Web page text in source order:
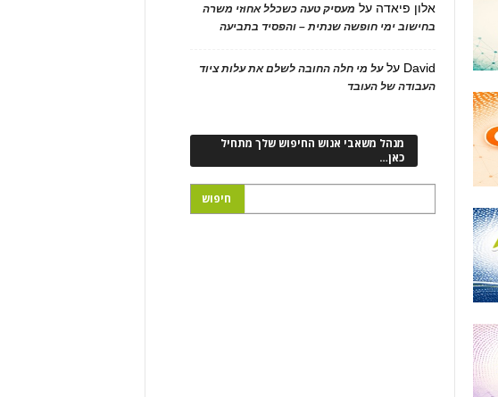
אלון פיאדה על מעסיק טעה כשכלל אחוזי משרה
בחישוב ימי חופשה שנתית – והפסיד בתביעה
David עלעל מי חלה החובה לשלם את עלות ציוד
העבודה של העובד
מנהל משאבי אנוש החיפוש שלך מתחיל
כאן…